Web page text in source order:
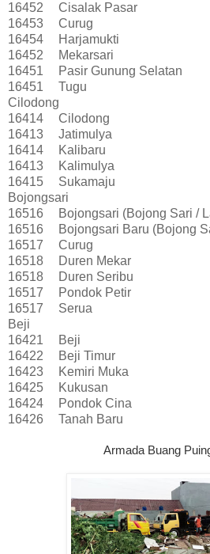
16452
Cisalak Pasar
16453
Curug
16454
Harjamukti
16452
Mekarsari
16451
Pasir Gunung Selatan
16451
Tugu
Cilodong
16414
Cilodong
16413
Jatimulya
16414
Kalibaru
16413
Kalimulya
16415
Sukamaju
Bojongsari
16516
Bojongsari (Bojong Sari /
16516
Bojongsari Baru (Bojong
16517
Curug
16518
Duren Mekar
16518
Duren Seribu
16517
Pondok Petir
16517
Serua
Beji
16421
Beji
16422
Beji Timur
16423
Kemiri Muka
16425
Kukusan
16424
Pondok Cina
16426
Tanah Baru
Armada Buang